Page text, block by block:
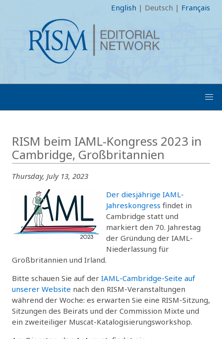
English | Deutsch | Français
RISM beim IAML-Kongress 2023 in
Cambridge, Großbritannien
Thursday, July 13, 2023
Der diesjährige IAML-
Jahreskongress findet in
Cambridge statt und
markiert den 70. Jahrestag
der Gründung der IAML-
Niederlassung für
Großbritannien und Irland.
Bitte schauen Sie auf der IAML-Cambridge-Seite auf
unserer Website nach den RISM-Veranstaltungen
während der Woche: es erwarten Sie eine RISM-Sitzung,
Sitzungen des Beirats und der Commission Mixte und
ein zweiteiliger Muscat-Katalogisierungsworkshop.